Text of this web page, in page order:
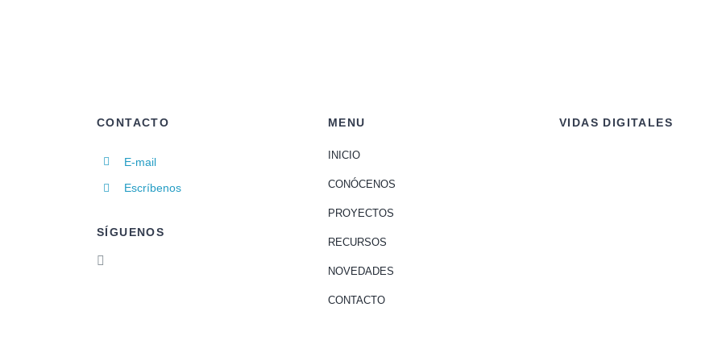
CONTACTO
E-mail
Escríbenos
SÍGUENOS
MENU
INICIO
CONÓCENOS
PROYECTOS
RECURSOS
NOVEDADES
CONTACTO
VIDAS DIGITALES